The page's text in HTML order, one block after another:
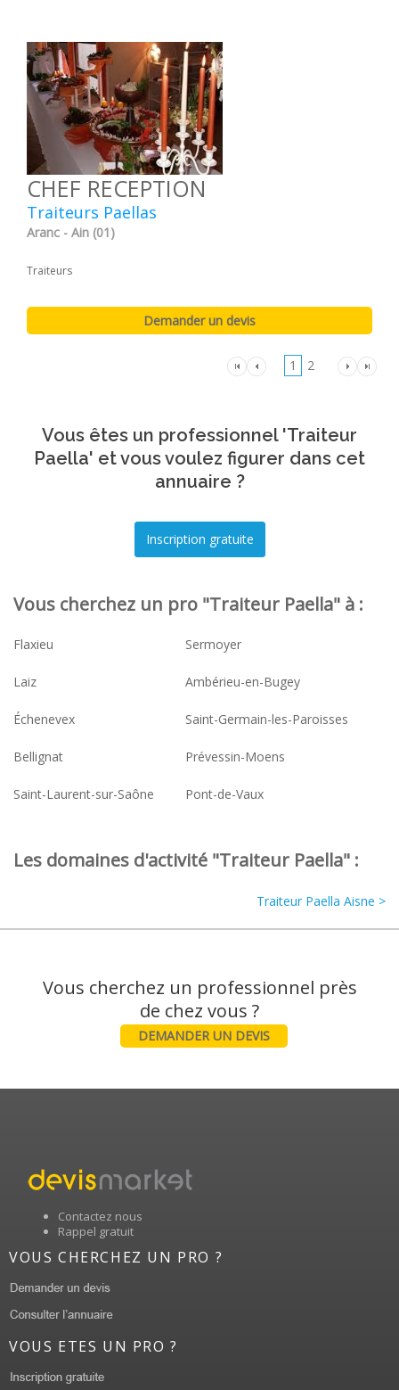
CHEF RECEPTION
Traiteurs Paellas
Aranc - Ain (01)
Traiteurs
1 2
Vous êtes un professionnel 'Traiteur
Paella' et vous voulez figurer dans cet
annuaire ?
Vous cherchez un pro "Traiteur Paella" à :
Flaxieu Sermoyer
Laiz Ambérieu-en-Bugey
Échenevex Saint-Germain-les-Paroisses
Bellignat Prévessin-Moens
Saint-Laurent-sur-Saône Pont-de-Vaux
Les domaines d'activité "Traiteur Paella" :
Traiteur Paella Aisne >
Vous cherchez un professionnel près
DEMANDER UN DEVIS
Contactez nous
Rappel gratuit
VOUS CHERCHEZ UN PRO ?
VOUS ETES UN PRO ?